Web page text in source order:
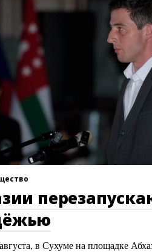
в Сухуме на площадке